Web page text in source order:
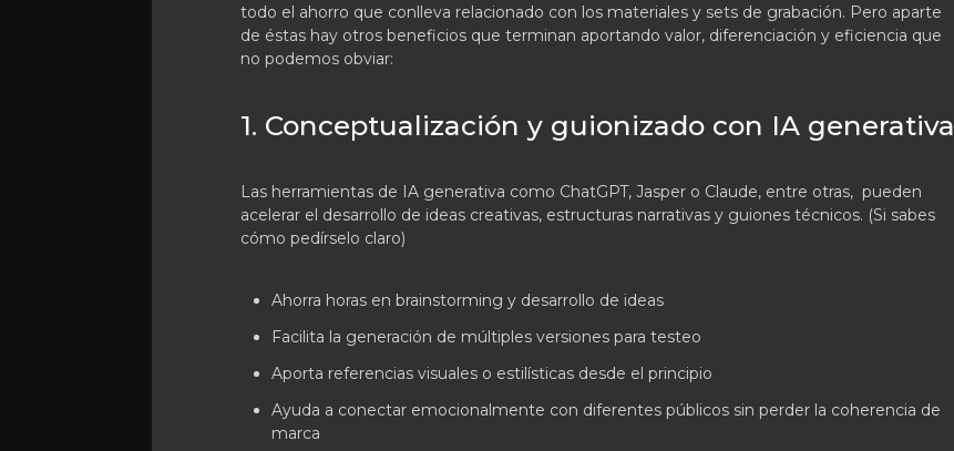
todo el ahorro que conlleva relacionado con los materiales y sets de grabación. Pero aparte
de éstas hay otros beneficios que terminan aportando valor, diferenciación y eficiencia que
no podemos obviar:
1. Conceptualización y guionizado con IA generativa
Las herramientas de IA generativa como ChatGPT, Jasper o Claude, entre otras, pueden
acelerar el desarrollo de ideas creativas, estructuras narrativas y guiones técnicos. (Si sabes
cómo pedírselo claro)
Ahorra horas en brainstorming y desarrollo de ideas
Facilita la generación de múltiples versiones para testeo
Aporta referencias visuales o estilísticas desde el principio
Ayuda a conectar emocionalmente con diferentes públicos sin perder la coherencia de
marca